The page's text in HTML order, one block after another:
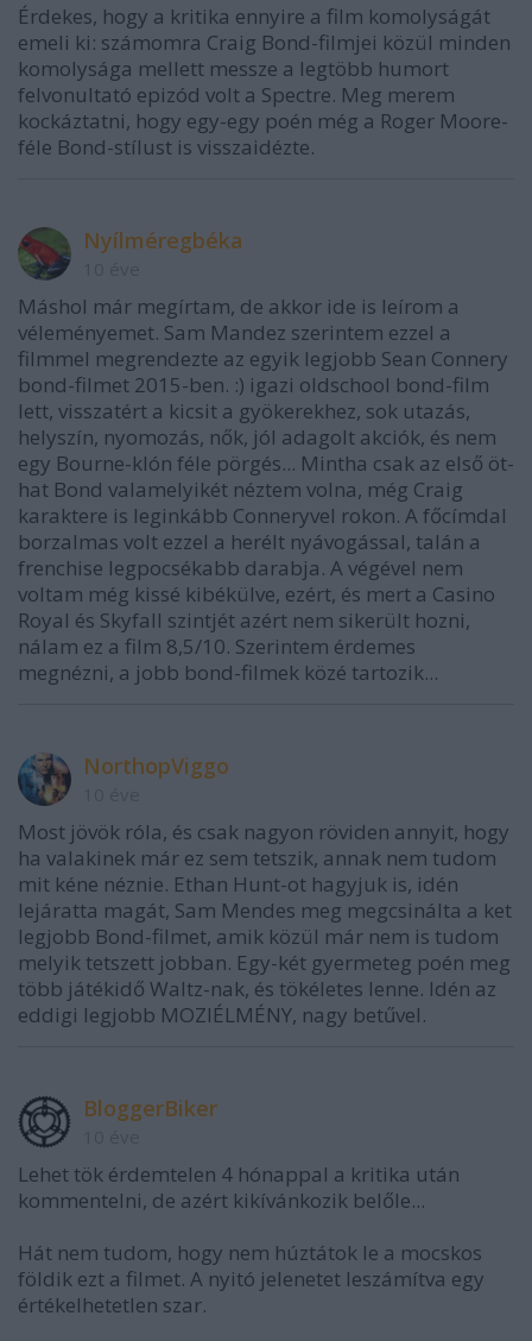
Érdekes, hogy a kritika ennyire a film komolyságát
emeli ki: számomra Craig Bond-filmjei közül minden
komolysága mellett messze a legtöbb humort
felvonultató epizód volt a Spectre. Meg merem
kockáztatni, hogy egy-egy poén még a Roger Moore-
féle Bond-stílust is visszaidézte.
Nyílméregbéka
Máshol már megírtam, de akkor ide is leírom a
véleményemet. Sam Mandez szerintem ezzel a
filmmel megrendezte az egyik legjobb Sean Connery
bond-filmet 2015-ben. :) igazi oldschool bond-film
lett, visszatért a kicsit a gyökerekhez, sok utazás,
helyszín, nyomozás, nők, jól adagolt akciók, és nem
egy Bourne-klón féle pörgés... Mintha csak az első öt-
hat Bond valamelyikét néztem volna, még Craig
karaktere is leginkább Conneryvel rokon. A főcímdal
borzalmas volt ezzel a herélt nyávogással, talán a
frenchise legpocsékabb darabja. A végével nem
voltam még kissé kibékülve, ezért, és mert a Casino
Royal és Skyfall szintjét azért nem sikerült hozni,
nálam ez a film 8,5/10. Szerintem érdemes
megnézni, a jobb bond-filmek közé tartozik...
NorthopViggo
Most jövök róla, és csak nagyon röviden annyit, hogy
ha valakinek már ez sem tetszik, annak nem tudom
mit kéne néznie. Ethan Hunt-ot hagyjuk is, idén
lejáratta magát, Sam Mendes meg megcsinálta a ket
legjobb Bond-filmet, amik közül már nem is tudom
melyik tetszett jobban. Egy-két gyermeteg poén meg
több játékidő Waltz-nak, és tökéletes lenne. Idén az
eddigi legjobb MOZIÉLMÉNY, nagy betűvel.
BloggerBiker
Lehet tök érdemtelen 4 hónappal a kritika után
kommentelni, de azért kikívánkozik belőle...
Hát nem tudom, hogy nem húztátok le a mocskos
földik ezt a filmet. A nyitó jelenetet leszámítva egy
értékelhetetlen szar.